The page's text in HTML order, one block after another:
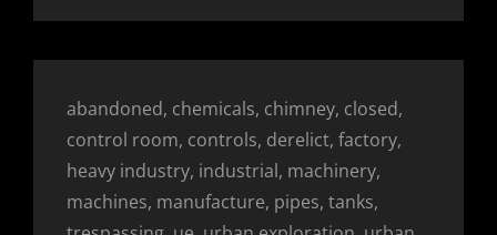
abandoned, chemicals, chimney, closed,
control room, controls, derelict, factory,
heavy industry, industrial, machinery,
machines, manufacture, pipes, tanks,